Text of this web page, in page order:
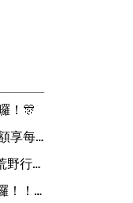
！🎊
健康 x 美味雙享餐😍 訂炸物滿額享每朝双纖綠茶🎉
【戶戶送 x 荒野行動】點餐送荒野行動限量虛寶卡
戶戶愛你💝重磅情人節活動來囉！！！